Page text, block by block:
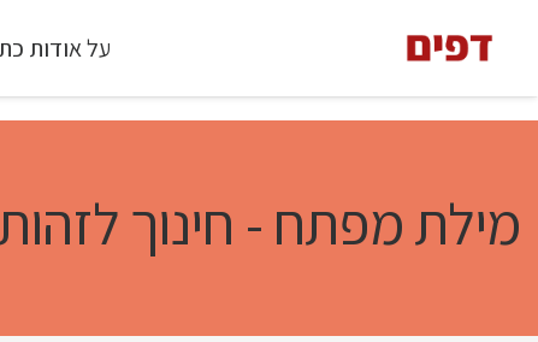
על אודות
מילת מפתח - חינוך